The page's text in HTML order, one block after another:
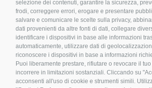
selezione dei contenuti, garantire la sicurezza,
frodi, correggere errori, erogare e presentare
salvare e comunicare le scelte sulla privacy,
dati provenienti da altre fonti di dati, collegare
identificare i dispositivi in base alle informazioni
automaticamente, utilizzare dati di
riconoscere i dispositivi in base a informazioni
Puoi liberamente prestare, rifiutare o revocare il
incorrere in limitazioni sostanziali. Cliccando su
acconsenti all'uso di cookie e strumenti simili.
spero possa chiarire
dubbio! E poi ancora
alimentari, l'aperitivo
recensione del mese,
provare e tanti nuovi
pubblicati nella
compreso questo
del Magazine. Se non
Nome *